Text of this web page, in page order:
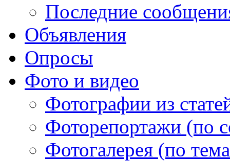
Последние
Объявления
Опросы
Фото и видео
Фотографии из
Фоторепортажи (по
Фотогалерея (по